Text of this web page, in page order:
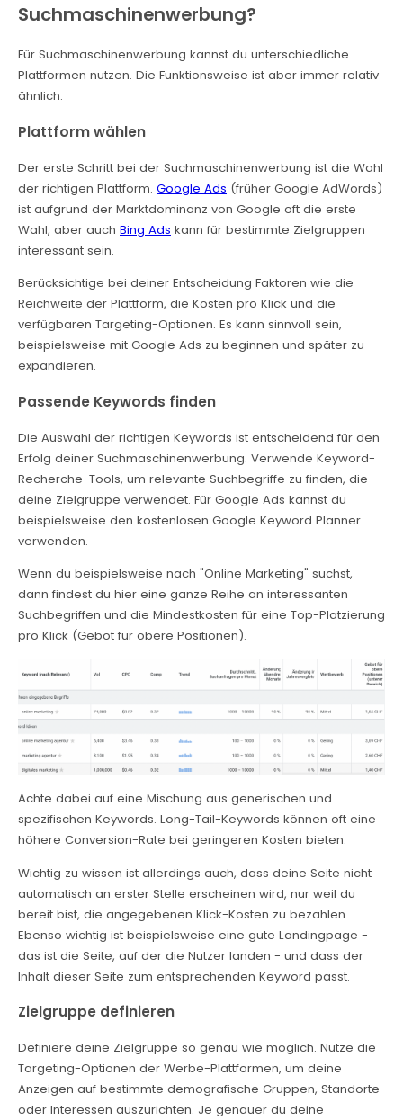
Suchmaschinenwerbung?
Für Suchmaschinenwerbung kannst du unterschiedliche
Plattformen nutzen. Die Funktionsweise ist aber immer relativ
ähnlich.
Plattform wählen
Der erste Schritt bei der Suchmaschinenwerbung ist die Wahl
der richtigen Plattform. Google Ads (früher Google AdWords)
ist aufgrund der Marktdominanz von Google oft die erste
Wahl, aber auch Bing Ads kann für bestimmte Zielgruppen
interessant sein.
Berücksichtige bei deiner Entscheidung Faktoren wie die
Reichweite der Plattform, die Kosten pro Klick und die
verfügbaren Targeting-Optionen. Es kann sinnvoll sein,
beispielsweise mit Google Ads zu beginnen und später zu
expandieren.
Passende Keywords finden
Die Auswahl der richtigen Keywords ist entscheidend für den
Erfolg deiner Suchmaschinenwerbung. Verwende Keyword-
Recherche-Tools, um relevante Suchbegriffe zu finden, die
deine Zielgruppe verwendet. Für Google Ads kannst du
beispielsweise den kostenlosen Google Keyword Planner
verwenden.
Wenn du beispielsweise nach "Online Marketing" suchst,
dann findest du hier eine ganze Reihe an interessanten
Suchbegriffen und die Mindestkosten für eine Top-Platzierung
pro Klick (Gebot für obere Positionen).
Achte dabei auf eine Mischung aus generischen und
spezifischen Keywords. Long-Tail-Keywords können oft eine
höhere Conversion-Rate bei geringeren Kosten bieten.
Wichtig zu wissen ist allerdings auch, dass deine Seite nicht
automatisch an erster Stelle erscheinen wird, nur weil du
bereit bist, die angegebenen Klick-Kosten zu bezahlen.
Ebenso wichtig ist beispielsweise eine gute Landingpage -
das ist die Seite, auf der die Nutzer landen - und dass der
Inhalt dieser Seite zum entsprechenden Keyword passt.
Zielgruppe definieren
Definiere deine Zielgruppe so genau wie möglich. Nutze die
Targeting-Optionen der Werbe-Plattformen, um deine
Anzeigen auf bestimmte demografische Gruppen, Standorte
oder Interessen auszurichten. Je genauer du deine